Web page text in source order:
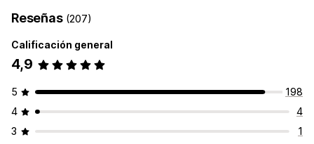
Reseñas (207)
Calificación general
4,9
5
198
4
4
3
1